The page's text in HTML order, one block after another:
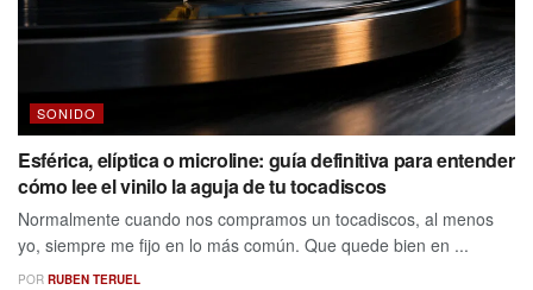
SONIDO
Esférica, elíptica o microline: guía definitiva para entender
cómo lee el vinilo la aguja de tu tocadiscos
Normalmente cuando nos compramos un tocadiscos, al menos
yo, siempre me fijo en lo más común. Que quede bien en ...
POR RUBEN TERUEL